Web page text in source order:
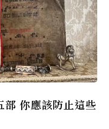
你應該防止這些